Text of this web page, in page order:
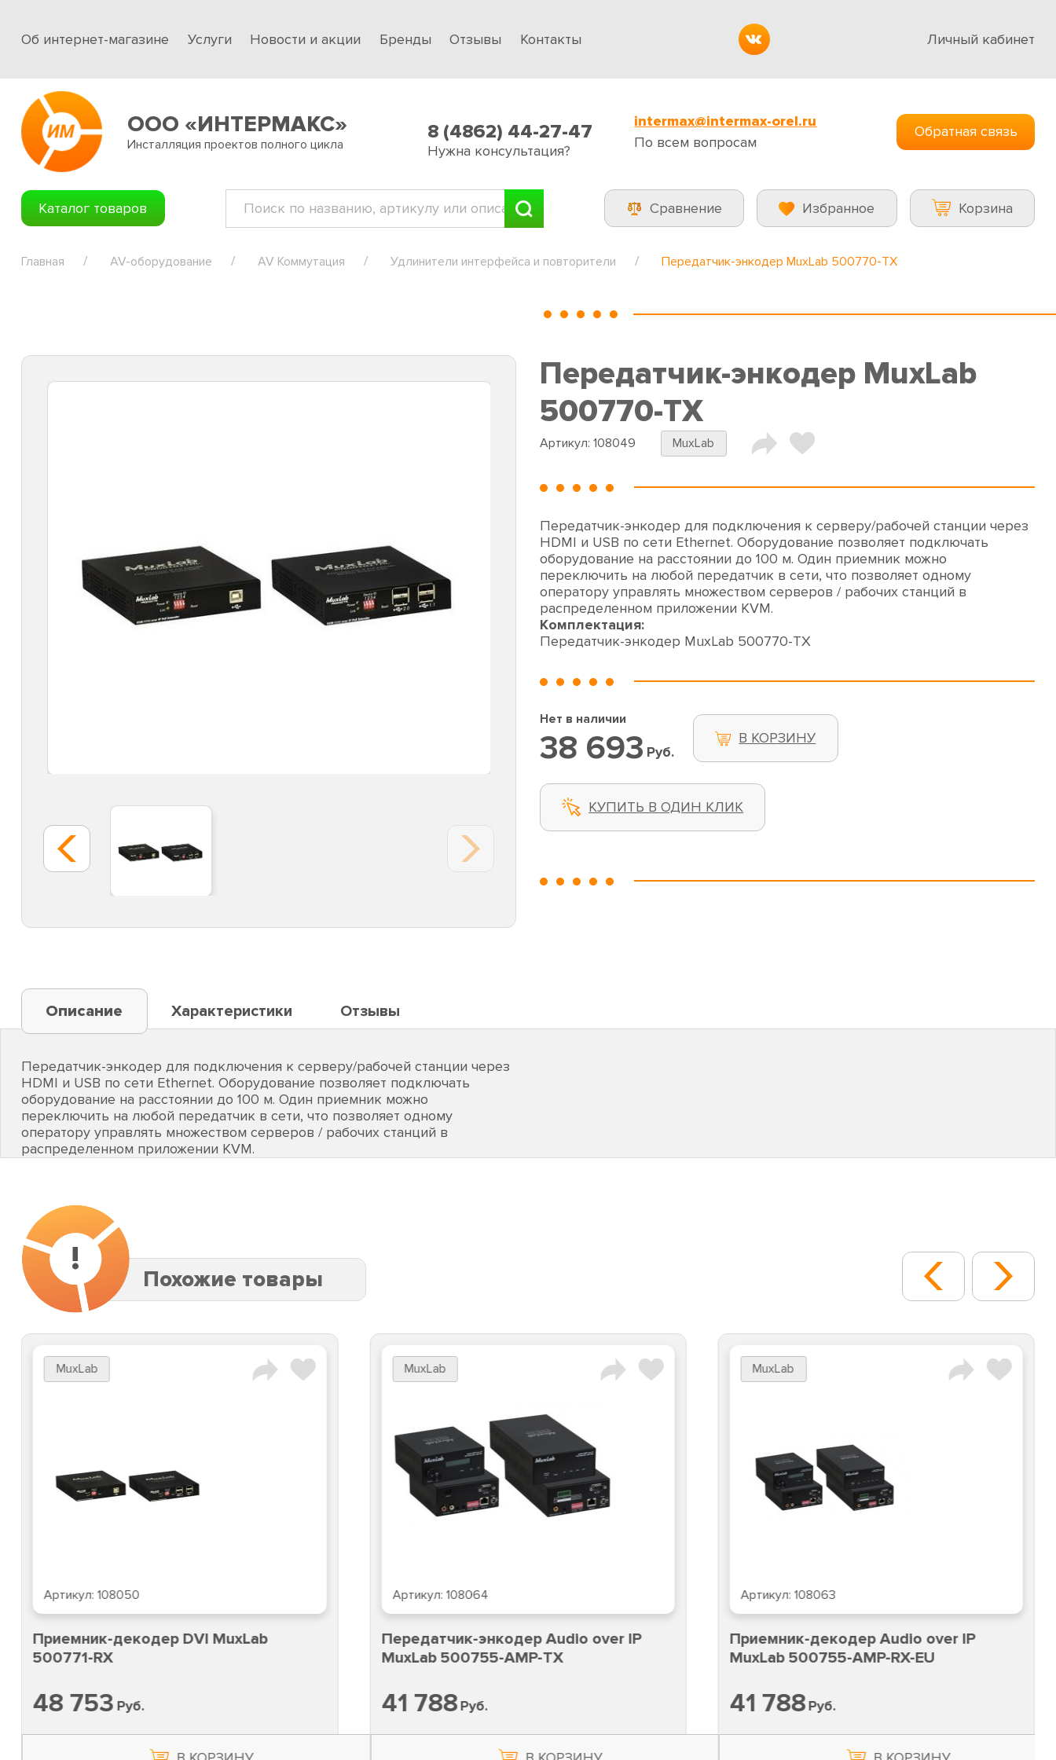
Об интернет-магазине Услуги Новости и акции Бренды Отзывы Контакты Личный кабинет
ООО «ИНТЕРМАКС»
Инсталляция проектов полного цикла
8 (4862) 44-27-47
Нужна консультация?
intermax@intermax-orel.ru
По всем вопросам
Обратная связь
Каталог товаров Сравнение Избранное Корзина
Главная AV-оборудование AV Коммутация Удлинители интерфейса и повторители Передатчик-энкодер MuxLab 500770-TX
Передатчик-энкодер MuxLab
500770-TX
Артикул: 108049 MuxLab
Передатчик-энкодер для подключения к серверу/рабочей станции через
HDMI и USB по сети Ethernet. Оборудование позволяет подключать
оборудование на расстоянии до 100 м. Один приемник можно
переключить на любой передатчик в сети, что позволяет одному
оператору управлять множеством серверов / рабочих станций в
распределенном приложении KVM.
Комплектация:
Передатчик-энкодер MuxLab 500770-TX
Нет в наличии
38 693 Руб.
В КОРЗИНУ
КУПИТЬ В ОДИН КЛИК
Описание Характеристики Отзывы
Передатчик-энкодер для подключения к серверу/рабочей станции через
HDMI и USB по сети Ethernet. Оборудование позволяет подключать
оборудование на расстоянии до 100 м. Один приемник можно
переключить на любой передатчик в сети, что позволяет одному
оператору управлять множеством серверов / рабочих станций в
распределенном приложении KVM.
!
Похожие товары
MuxLab
Артикул: 108050
Приемник-декодер DVI MuxLab
500771-RX
48 753 Руб.
MuxLab
Артикул: 108064
Передатчик-энкодер Audio over IP
MuxLab 500755-AMP-TX
41 788Руб.
MuxLab
Артикул: 108063
Приемник-декодер Audio over IP
MuxLab 500755-AMP-RX-EU
41 788Руб.